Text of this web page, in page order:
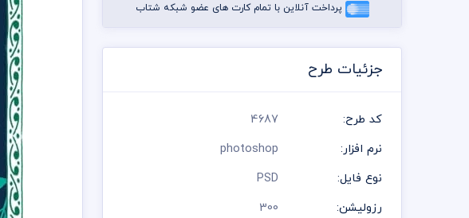
پرداخت آنلاین با تمام کارت های عضو شبکه شتاب
جزئیات طرح
کد طرح:
4687
نرم افزار:
photoshop
نوع فایل:
PSD
رزولیشن:
300